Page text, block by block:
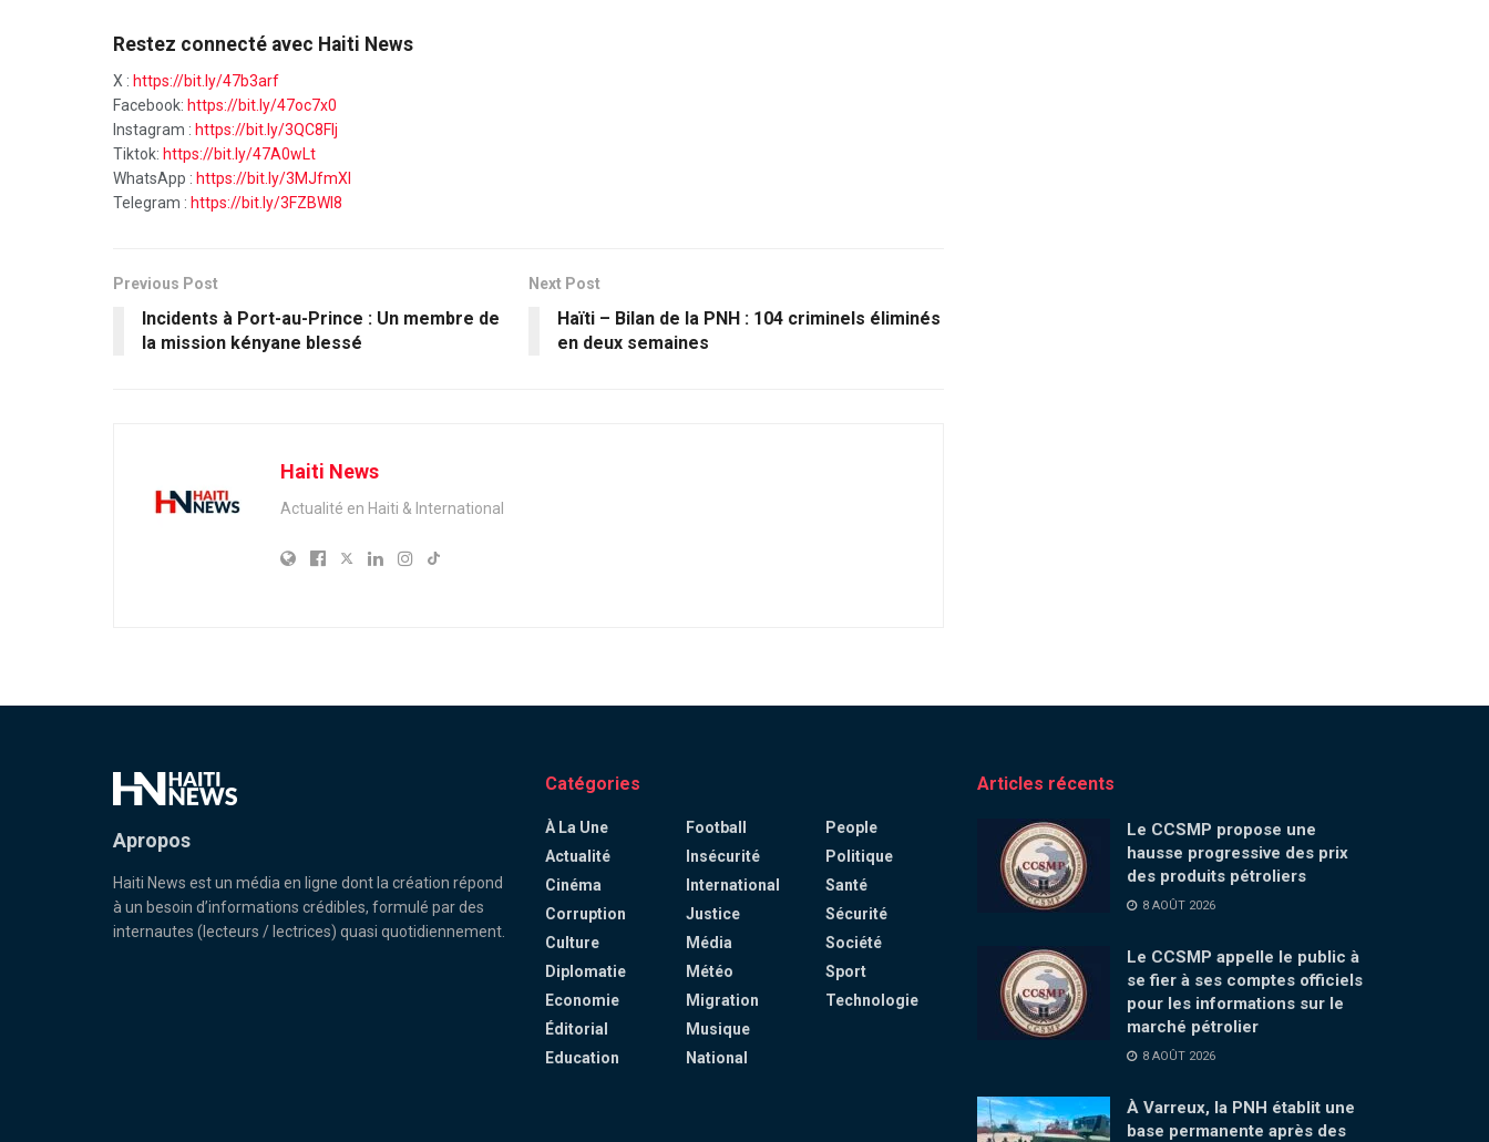
Restez connecté avec Haiti News
X : https://bit.ly/47b3arf
Facebook: https://bit.ly/47oc7x0
Instagram : https://bit.ly/3QC8FIj
Tiktok: https://bit.ly/47A0wLt
WhatsApp : https://bit.ly/3MJfmXI
Telegram : https://bit.ly/3FZBWI8
Previous Post
Incidents à Port-au-Prince : Un membre de
la mission kényane blessé
Next Post
Haïti – Bilan de la PNH : 104 criminels éliminés
en deux semaines
Haiti News
Actualité en Haiti & International
Apropos
Haiti News est un média en ligne dont la création répond
à un besoin d’informations crédibles, formulé par des
internautes (lecteurs / lectrices) quasi quotidiennement.
Catégories
À La Une
Actualité
Cinéma
Corruption
Culture
Diplomatie
Economie
Éditorial
Education
Football
Insécurité
International
Justice
Média
Météo
Migration
Musique
National
People
Politique
Santé
Sécurité
Société
Sport
Technologie
Articles récents
Le CCSMP propose une
hausse progressive des prix
des produits pétroliers
8 AOÛT 2026
Le CCSMP appelle le public à
se fier à ses comptes officiels
pour les informations sur le
marché pétrolier
8 AOÛT 2026
À Varreux, la PNH établit une
base permanente après des